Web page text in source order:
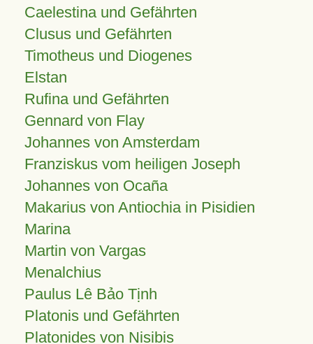
Caelestina und Gefährten
Clusus und Gefährten
Timotheus und Diogenes
Elstan
Rufina und Gefährten
Gennard von Flay
Johannes von Amsterdam
Franziskus vom heiligen Joseph
Johannes von Ocaña
Makarius von Antiochia in Pisidien
Marina
Martin von Vargas
Menalchius
Paulus Lê Bảo Tịnh
Platonis und Gefährten
Platonides von Nisibis